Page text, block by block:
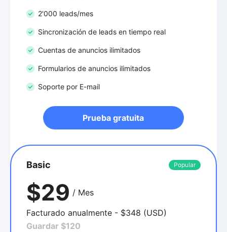
2'000 leads/mes
Sincronización de leads en tiempo real
Cuentas de anuncios ilimitados
Formularios de anuncios ilimitados
Soporte por E-mail
Prueba gratuita
Basic Popular
$29 / Mes
Facturado anualmente - $348 (USD)
Guardar $120